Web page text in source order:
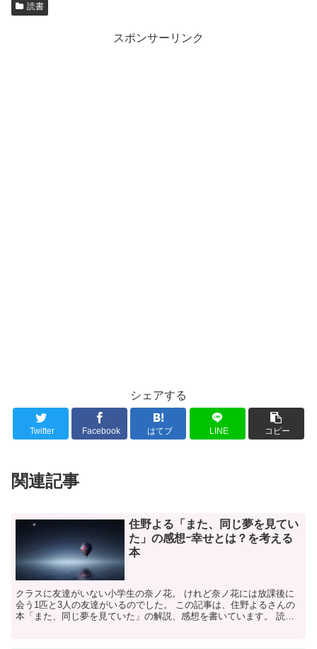
読書
スポンサーリンク
シェアする
Twitter Facebook はてブ LINE コピー
関連記事
住野よる「また、同じ夢を見てい
た」の感想ｰ幸せとは？を考える
本
クラスに友達がいない小学生の奈ノ花。 けれど奈ノ花には放課後に
会う1匹と3人の友達がいるのでした。 この記事は、住野よるさんの
本「また、同じ夢を見ていた」の解説、感想を書いています。 読も